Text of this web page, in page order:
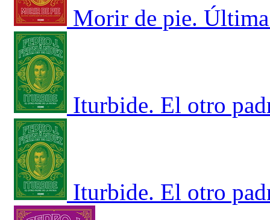
Morir de pie.
Iturbide. El otro
Iturbide. El otro